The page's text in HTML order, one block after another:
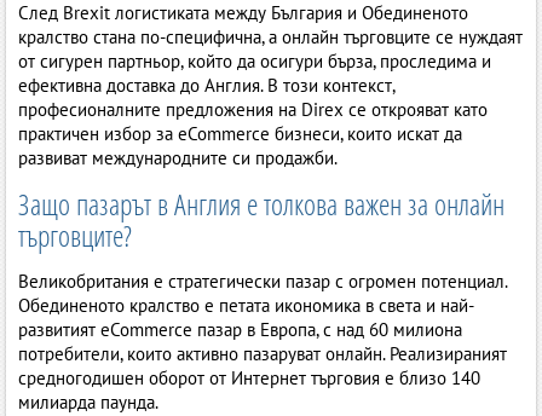
След Brexit логистиката между България и Обединеното
кралство стана по-специфична, а онлайн търговците се нуждаят
от сигурен партньор, който да осигури бърза, проследима и
ефективна доставка до Англия. В този контекст,
професионалните предложения на Direx се открояват като
практичен избор за eCommerce бизнеси, които искат да
развиват международните си продажби.
Защо пазарът в Англия е толкова важен за онлайн
търговците?
Великобритания е стратегически пазар с огромен потенциал.
Обединеното кралство е петата икономика в света и най-
развитият eCommerce пазар в Европа, с над 60 милиона
потребители, които активно пазаруват онлайн. Реализираният
средногодишен оборот от Интернет търговия е близо 140
милиарда паунда.